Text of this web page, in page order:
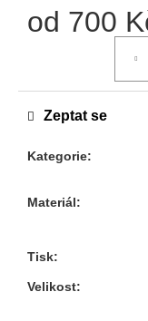
od 700
Kategorie:
Materiál:
Tisk:
Velikost:
Zeptat se